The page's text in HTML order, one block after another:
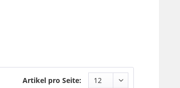
Artikel pro Seite: